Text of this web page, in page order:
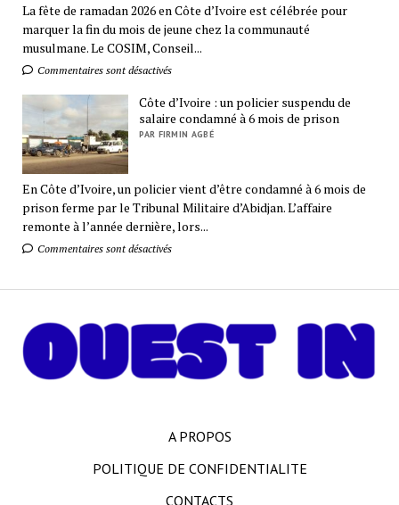
La fête de ramadan 2026 en Côte d’Ivoire est célébrée pour
marquer la fin du mois de jeune chez la communauté
musulmane. Le COSIM, Conseil...
Commentaires sont désactivés
Côte d’Ivoire : un policier suspendu de
salaire condamné à 6 mois de prison
PAR FIRMIN AGBÉ
En Côte d’Ivoire, un policier vient d’être condamné à 6 mois de
prison ferme par le Tribunal Militaire d’Abidjan. L’affaire
remonte à l’année dernière, lors...
Commentaires sont désactivés
A PROPOS
POLITIQUE DE CONFIDENTIALITE
CONTACTS